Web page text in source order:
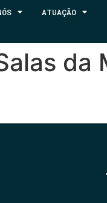
ATUAÇÃO
da